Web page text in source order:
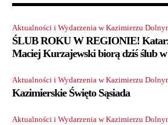
Aktualności i Wydarzenia w Kazimierzu
ŚLUB ROKU W REGIONIE!
Maciej Kurzajewski biorą dziś ślub
Aktualności i Wydarzenia w Kazimierzu
Kazimierskie Święto Sąsiada
Aktualności i Wydarzenia w Kazimierzu